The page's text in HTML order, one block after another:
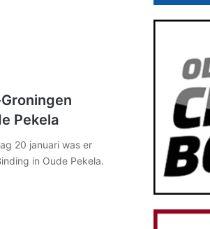
Pekela
20 januari was er
in Oude Pekela.